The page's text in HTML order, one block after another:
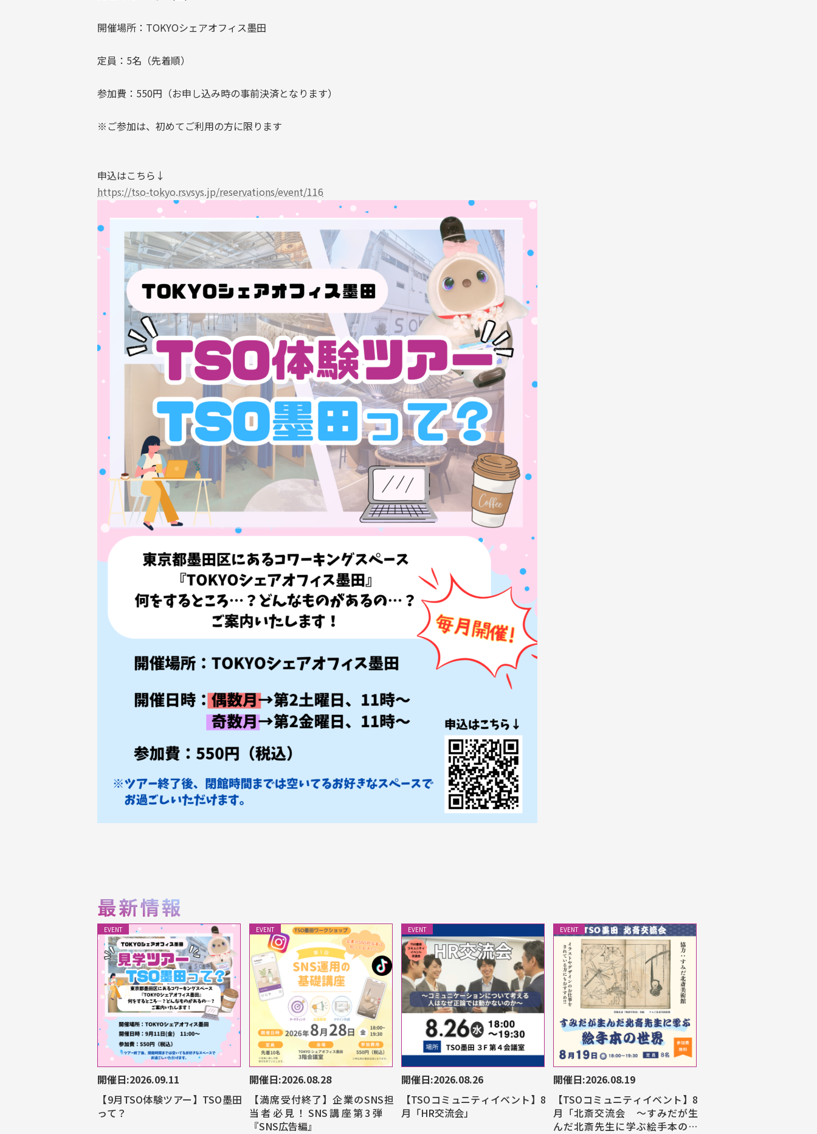
開催場所：TOKYOシェアオフィス墨田
定員：5名（先着順）
参加費：550円（お申し込み時の事前決済となります）
※ご参加は、初めてご利用の方に限ります
申込はこちら↓
https://tso-tokyo.rsvsys.jp/reservations/event/116
EVENT
【9月TSO体験ツアー】TSO墨田
って？
開催日:2026.09.11
EVENT
【満席受付終了】企業のSNS担
当者必見！SNS講座第3弾
『SNS広告編』
開催日:2026.08.28
EVENT
【TSOコミュニティイベント】8
月「HR交流会」
開催日:2026.08.26
EVENT
【TSOコミュニティイベント】8
月「北斎交流会 ～すみだが生
んだ北斎先生に学ぶ絵手本の世
開催日:2026.08.19